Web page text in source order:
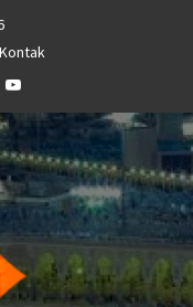
Kontak
Youtube